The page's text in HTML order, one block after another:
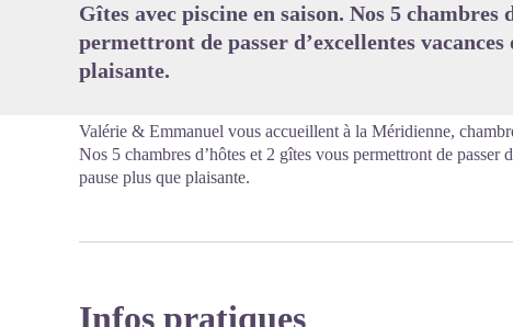
Gîtes avec piscine en saison. Nos 5 chambres
permettront de passer d’excellentes
plaisante.
Valérie & Emmanuel vous accueillent à la Méridienne,
Nos 5 chambres d’hôtes et 2 gîtes vous permettront de passer
pause plus que plaisante.
Infos pratiques